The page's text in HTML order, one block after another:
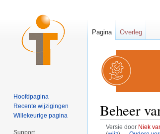
Beheer
Versie door Niek
Pagina Overleg
Hoofdpagina
Recente wijzigingen
Willekeurige pagina
Support